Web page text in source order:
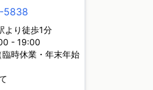
5838
より徒歩1分
- 19:00
時休業・年末年始